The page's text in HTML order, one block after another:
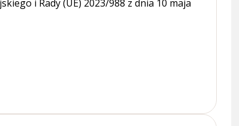
i Rady (UE) 2023/988 z dnia 10 maja